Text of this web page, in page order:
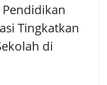
Pendidikan
Tingkatkan
di